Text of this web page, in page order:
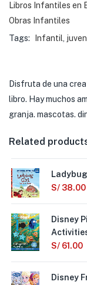
Libros Infantiles en
Obras Infantiles
Tags:
Infantil
Disfruta de una
libro. Hay muchos
granja. mascotas.
Related
S/ 38.00
Disney
S/ 61.00
Disney